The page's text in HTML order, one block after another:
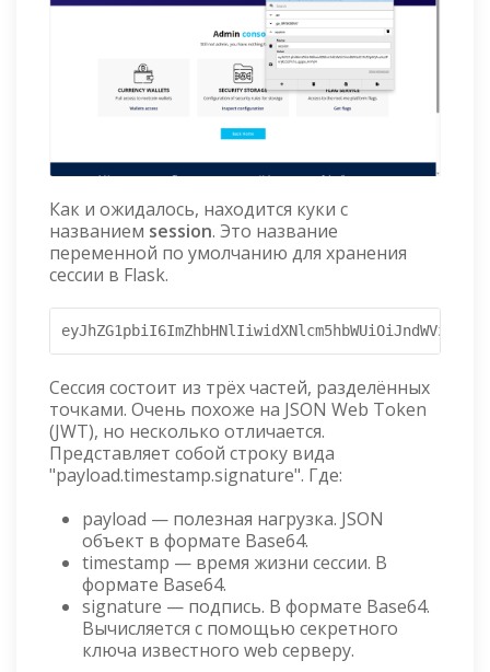
Как и ожидалось, находится куки с
названием session. Это название
переменной по умолчанию для хранения
сессии в Flask.
Сессия состоит из трёх частей, разделённых
точками. Очень похоже на JSON Web Token
(JWT), но несколько отличается.
Представляет собой строку вида
"payload.timestamp.signature". Где:
payload — полезная нагрузка. JSON
объект в формате Base64.
timestamp — время жизни сессии. В
формате Base64.
signature — подпись. В формате Base64.
Вычисляется с помощью секретного
ключа известного web серверу.